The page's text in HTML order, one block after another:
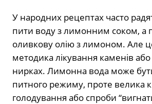
У народних рецептах часто
пити воду з лимонним соком, а
оливкову олію з лимоном. Але
методика лікування каменів або
нирках. Лимонна вода може
питного режиму, проте велика
голодування або спроби